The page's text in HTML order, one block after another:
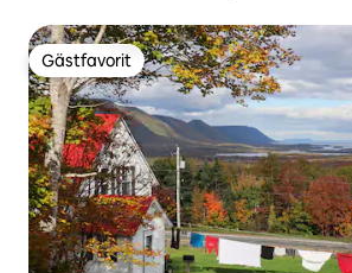
Gästfavorit
Gästfavorit